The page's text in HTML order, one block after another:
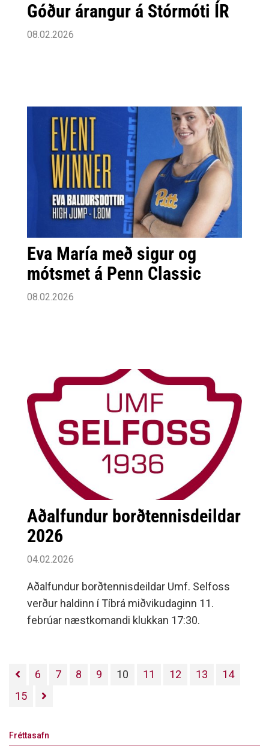
Góður árangur á Stórmóti ÍR
08.02.2026
Eva María með sigur og
mótsmet á Penn Classic
08.02.2026
Aðalfundur borðtennisdeildar
2026
04.02.2026
Aðalfundur borðtennisdeildar Umf. Selfoss
verður haldinn í Tíbrá miðvikudaginn 11.
febrúar næstkomandi klukkan 17:30.
6 7 8 9 10 11 12 13
14
15
Fréttasafn